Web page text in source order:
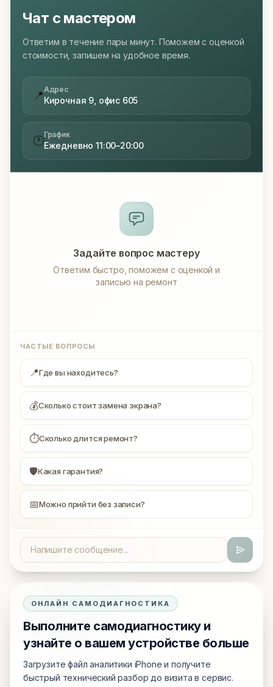
Чат с мастером
Ответим в течение пары минут. Поможем с оценкой
стоимости, запишем на удобное время.
📍Адрес
Кирочная 9, офис 605
🕐График
Ежедневно 11:00–20:00
Задайте вопрос мастеру
Ответим быстро, поможем с оценкой и
записью на ремонт
ЧАСТЫЕ ВОПРОСЫ
📍Где вы находитесь?
💰Сколько стоит замена экрана?
⏱Сколько длится ремонт?
🛡Какая гарантия?
📅Можно прийти без записи?
ОНЛАЙН САМОДИАГНОСТИКА
Выполните самодиагностику и
узнайте о вашем устройстве больше
Загрузите файл аналитики iPhone и получите
быстрый технический разбор до визита в сервис.